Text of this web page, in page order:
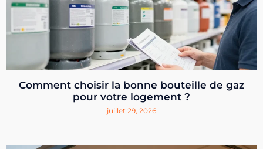
Comment choisir la bonne bouteille de gaz
pour votre logement ?
juillet 29, 2026